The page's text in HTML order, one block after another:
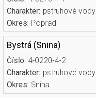
Charakter: pstruhové vody
Okres: Poprad
Bystrá (Snina)
Číslo: 4-0220-4-2
Charakter: pstruhové vody
Okres: Snina